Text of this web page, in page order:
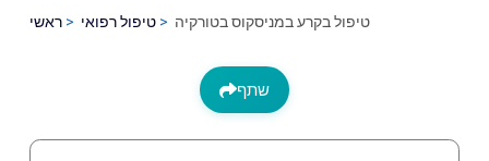
ראשי טיפול רפואי טיפול בקרע במניסקוס בטורקיה
שתף